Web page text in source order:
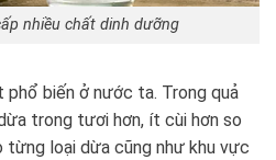
nhiều chất dinh dưỡng
biến ở nước ta. Trong quả
trong tươi hơn, ít cùi hơn so
từng loại dừa cũng như khu vực